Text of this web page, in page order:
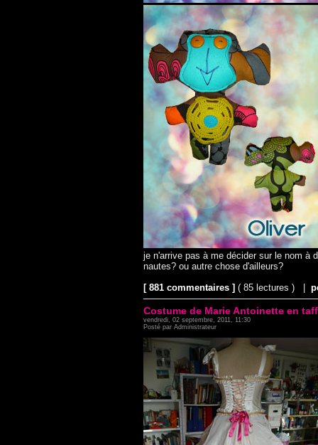
je n'arrive pas à me décider sur le nom à
nautes? ou autre chose d'ailleurs?
[ 881 commentaires ] ( 85 lectures ) |
Costume de Marie Antoinette en
vendredi, 02 septembre, 2011, 11:30
Posté par Administrateur